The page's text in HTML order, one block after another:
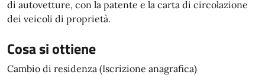
di autovetture, con la patente e la carta di circolazione
dei veicoli di proprietà.
Cosa si ottiene
Cambio di residenza (Iscrizione anagrafica)